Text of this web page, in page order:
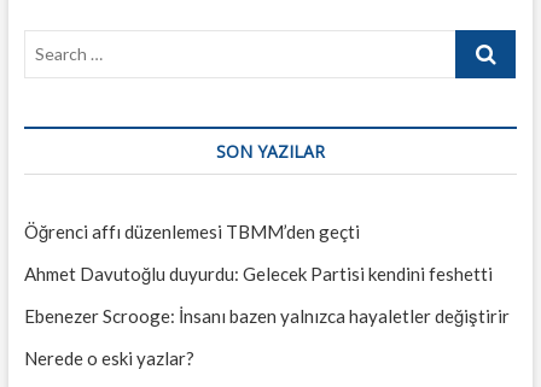
Search
SON YAZILAR
Öğrenci affı düzenlemesi TBMM’den geçti
Ahmet Davutoğlu duyurdu: Gelecek Partisi kendini feshetti
Ebenezer Scrooge: İnsanı bazen yalnızca hayaletler değiştirir
Nerede o eski yazlar?